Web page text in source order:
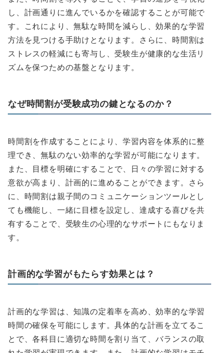
し、計画通りに進んでいるかを確認することが可能で
す。これにより、無駄な時間を減らし、効果的な学習
方法を見つける手助けとなります。さらに、時間割は
ストレスの軽減にも寄与し、受験生が健康的な生活リ
ズムを保つための基盤となります。
なぜ時間割が受験成功の鍵となるのか？
時間割を作成することにより、学習内容を体系的に整
理でき、無駄のない効率的な学習が可能になります。
また、目標を明確にすることで、日々の学習に対する
意欲が高まり、計画的に進めることができます。さら
に、時間割は親子間のコミュニケーションツールとし
ても機能し、一緒に目標を設定し、達成する喜びを共
有することで、受験生の心理的なサポートにもなりま
す。
計画的な学習がもたらす効果とは？
計画的な学習は、知識の定着率を高め、効率的な学習
時間の確保を可能にします。具体的な計画を立てるこ
とで、各科目に適切な時間を割り当て、バランスの取